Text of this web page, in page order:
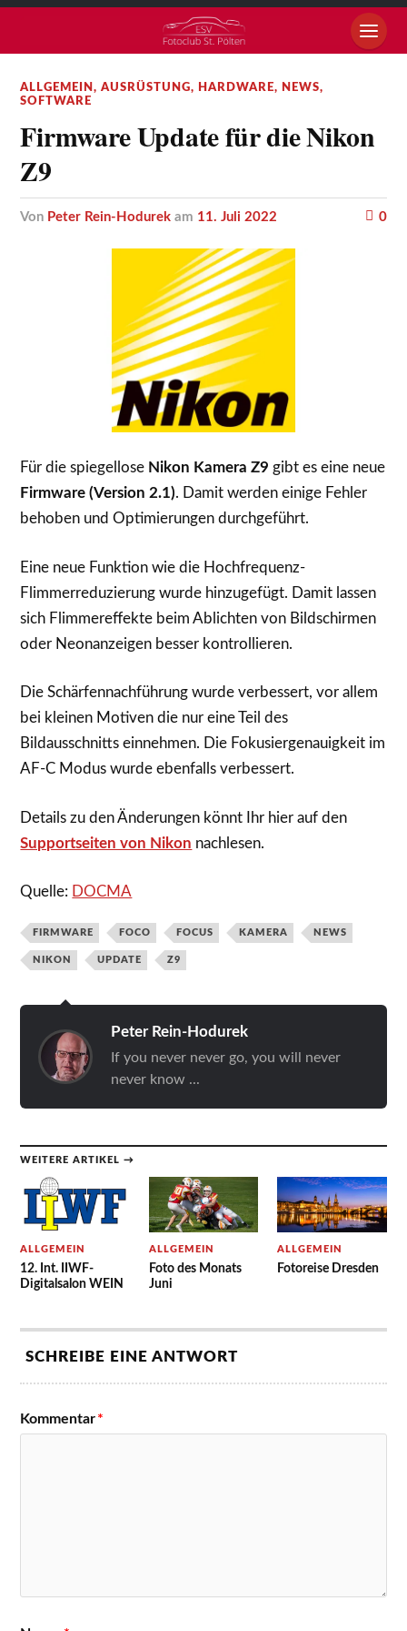
ALLGEMEIN,AUSRÜSTUNG, HARDWARE, NEWS,
SOFTWARE
Firmware Update für die Nikon
Z9
von Peter Rein-Hodurek am 11. Juli 2022 0
Für die spiegellose Nikon Kamera Z9 gibt es eine neue
Firmware (Version 2.1). Damit werden einige Fehler
behoben und Optimierungen durchgeführt.
Eine neue Funktion wie die Hochfrequenz-
Flimmerreduzierung wurde hinzugefügt. Damit lassen
sich Flimmereffekte beim Ablichten von Bildschirmen
oder Neonanzeigen besser kontrollieren.
Die Schärfennachführung wurde verbessert, vor allem
bei kleinen Motiven die nur eine Teil des
Bildausschnitts einnehmen. Die Fokusiergenauigkeit im
AF-C Modus wurde ebenfalls verbessert.
Details zu den Änderungen könnt Ihr hier auf den
Supportseiten von Nikon nachlesen.
Quelle: DOCMA
FIRMWARE FOCO FOCUS KAMERA NEWS
NIKON UPDATE Z9
Peter Rein-Hodurek
If you never never go, you will never
never know ...
WEITERE ARTIKEL →
ALLGEMEIN
12. Int. IIWF-
Digitalsalon WEIN
ALLGEMEIN
Foto des Monats
Juni
ALLGEMEIN
Fotoreise Dresden
SCHREIBE EINE ANTWORT
Kommentar*